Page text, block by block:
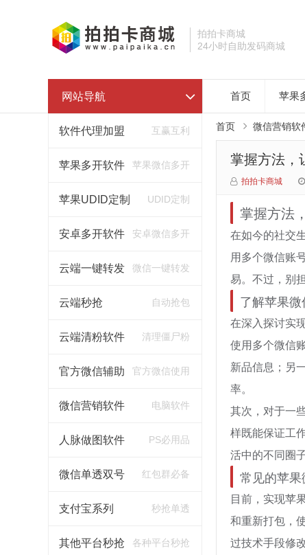
拍拍卡商城
24小时自助发码商城
网站导航
软件代理加盟 互赢互利
苹果多开软件 苹果微信多开
苹果UDID定制 UDID定制
安卓多开软件 安卓微信多开
云端一键转发 微信一键转发
云端秒抢 自动抢包
云端清粉软件 清理僵尸粉
官方微信辅助 官方微信使用
微信营销软件 电脑软件
人脉做图软件 PS必用品
微信单透双号 红包群必备
支付宝系列 秒抢单透
其他平台秒抢 各种平台秒抢
首页 苹果
首页 微信营销软
掌握方法，
拍拍卡商城
掌握方法
在如今的社交
用多个微信账
易。不过，别
了解苹果
在深入探讨实
使用多个微信
新品信息；另
率。
其次，对于一
样既能保证工
活中的不同圈
常见的苹
目前，实现苹
和重新打包，
过技术手段修